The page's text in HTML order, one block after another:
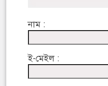
নাম :
ই-মেইল :